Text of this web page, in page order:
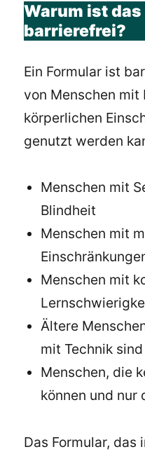
Warum ist
barrierefrei?
Ein Formular ist
von Menschen mit
körperlichen
genutzt werden
Menschen mit
Blindheit
Menschen mit
Menschen mit
Ältere
mit Technik sind
Menschen, die
können und nur
Das Formular, das